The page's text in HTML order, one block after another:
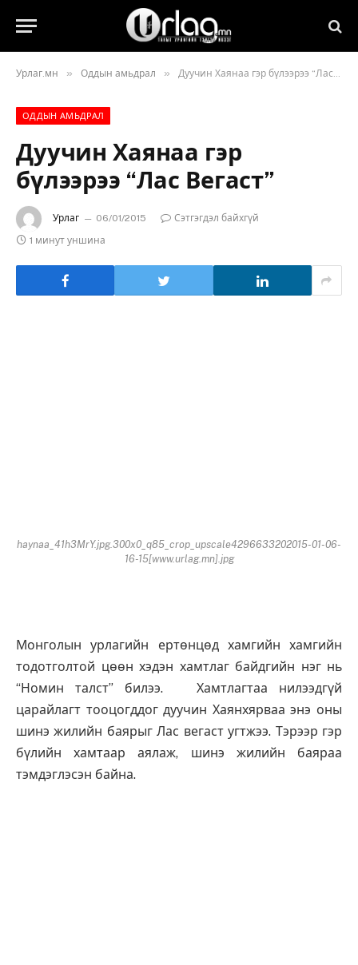
Урлаг.мн » Оддын амьдрал » Дуучин Хаянаа гэр бүлээрээ “Лас Вегаст”
ОДДЫН АМЬДРАЛ
Дуучин Хаянаа гэр
бүлээрээ “Лас Вегаст”
Урлаг 06/01/2015
Сэтгэгдэл байхгүй
1 минут уншина
haynaa_41h3MrY.jpg.300x0_q85_crop_upscale4296633202015-01-06-
16-15[www.urlag.mn].jpg
Монголын урлагийн ертөнцөд хамгийн хамгийн
тодотголтой цөөн хэдэн хамтлаг байдгийн нэг нь
“Номин талст” билээ. Хамтлагтаа нилээдгүй
царайлагт тооцогддог дуучин Хаянхярваа энэ оны
шинэ жилийн баярыг Лас вегаст угтжээ. Тэрээр гэр
бүлийн хамтаар аялаж, шинэ жилийн баяраа
тэмдэглэсэн байна.